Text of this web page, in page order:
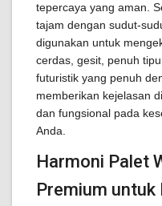
tepercaya yang aman.
tajam dengan sudut-
digunakan untuk
cerdas, gesit, penuh
futuristik yang penuh
memberikan kejelasan
dan fungsional pada
Anda.
Harmoni Palet
Premium